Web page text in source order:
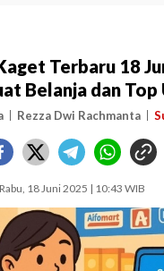
Terbaru 18
Belanja dan Top
Rezza Dwi Rachmanta
Rabu, 18 Juni 2025 | 10:43 WIB